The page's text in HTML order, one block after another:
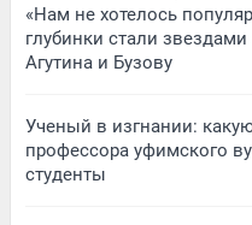
«Нам не хотелось
глубинки стали
Агутина и Бузову
Ученый в изгнании:
профессора уфимского
студенты